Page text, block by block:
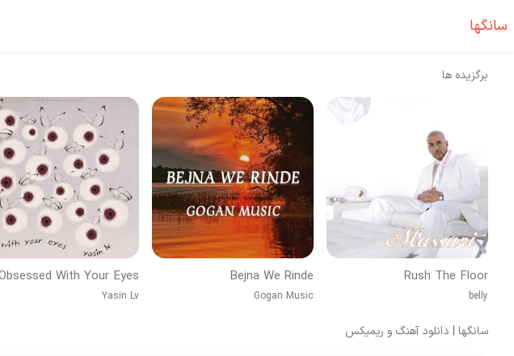
سانگها
برگزیده ها
Rush The Floor
belly
Bejna We Rinde
Gogan Music
With Your Eyes
Yasin Lv
سانگها | دانلود آهنگ و ریمیکس